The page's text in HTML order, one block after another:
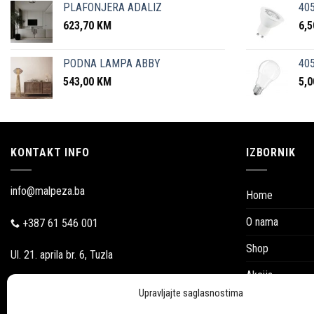
Upravljajte saglasnostima
PLAFONJERA ADALIZ
623,70 KM
PODNA LAMPA ABBY
543,00 KM
KONTAKT INFO
info@malpeza.ba
+387 61 546 001
Ul. 21. aprila br. 6, Tuzla
IZBORNIK
Home
O nama
Shop
Akcija